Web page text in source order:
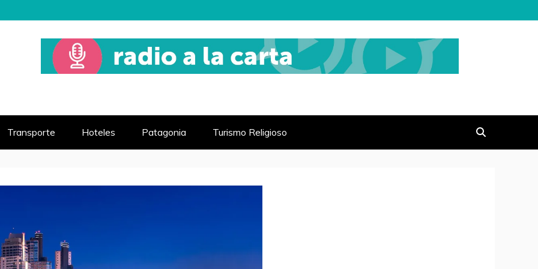
Transporte Hoteles Patagonia Turismo Religioso